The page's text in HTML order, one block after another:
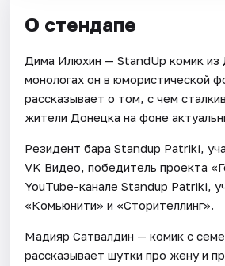
О стендапе
Дима Илюхин — StandUp комик из
монологах он в юмористической
рассказывает о том, с чем
жители Донецка на фоне
Резидент бара Standup Patriki,
VK Видео, победитель проекта
YouTube-канале Standup Patriki,
«Комьюнити» и «Сторителлинг».
Мадияр Сатвалдин — комик с
рассказывает шутки про жену и